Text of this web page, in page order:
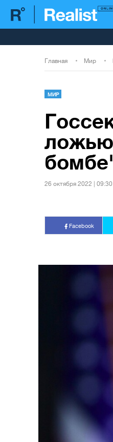
Главная Мир
МИР
ложью
26 октября 2022 | 09:30
Facebook